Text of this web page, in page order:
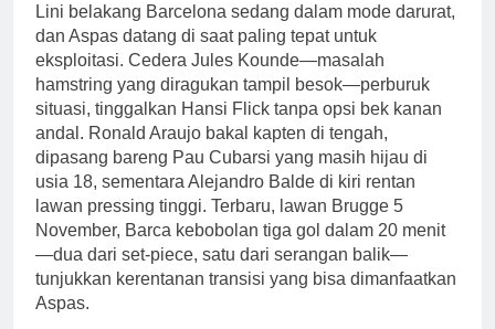
Lini belakang Barcelona sedang dalam mode darurat,
dan Aspas datang di saat paling tepat untuk
eksploitasi. Cedera Jules Kounde—masalah
hamstring yang diragukan tampil besok—perburuk
situasi, tinggalkan Hansi Flick tanpa opsi bek kanan
andal. Ronald Araujo bakal kapten di tengah,
dipasang bareng Pau Cubarsi yang masih hijau di
usia 18, sementara Alejandro Balde di kiri rentan
lawan pressing tinggi. Terbaru, lawan Brugge 5
November, Barca kebobolan tiga gol dalam 20 menit
—dua dari set-piece, satu dari serangan balik—
tunjukkan kerentanan transisi yang bisa dimanfaatkan
Aspas.